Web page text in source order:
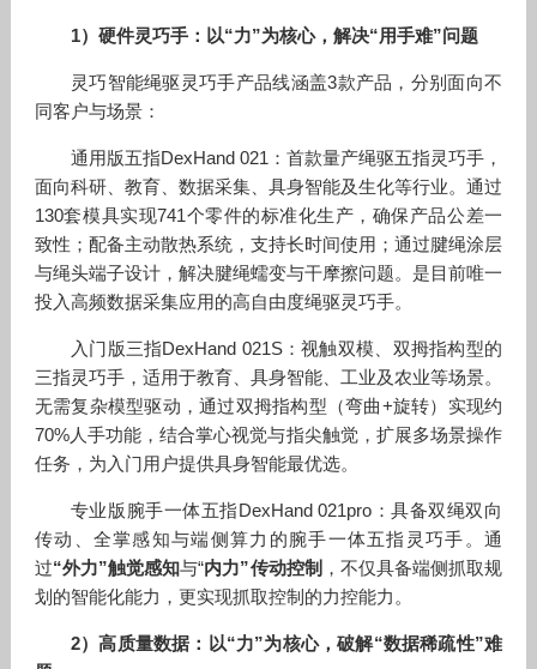
1）硬件灵巧手：以“力”为核心，解决“用手难”问题
灵巧智能绳驱灵巧手产品线涵盖3款产品，分别面向不
同客户与场景：
通用版五指DexHand 021：首款量产绳驱五指灵巧手，
面向科研、教育、数据采集、具身智能及生化等行业。通过
130套模具实现741个零件的标准化生产，确保产品公差一
致性；配备主动散热系统，支持长时间使用；通过腱绳涂层
与绳头端子设计，解决腱绳蠕变与干摩擦问题。是目前唯一
投入高频数据采集应用的高自由度绳驱灵巧手。
入门版三指DexHand 021S：视触双模、双拇指构型的
三指灵巧手，适用于教育、具身智能、工业及农业等场景。
无需复杂模型驱动，通过双拇指构型（弯曲+旋转）实现约
70%人手功能，结合掌心视觉与指尖触觉，扩展多场景操作
任务，为入门用户提供具身智能最优选。
专业版腕手一体五指DexHand 021pro：具备双绳双向
传动、全掌感知与端侧算力的腕手一体五指灵巧手。通
过“外力”触觉感知与“内力”传动控制 ，不仅具备端侧抓取规
划的智能化能力，更实现抓取控制的力控能力。
2）高质量数据：以“力”为核心，破解“数据稀疏性”难